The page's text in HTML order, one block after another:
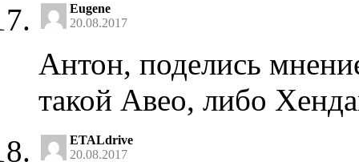
Eugene
20.08.2017
Антон, поделись
такой Авео, либо
ETALdrive
20.08.2017